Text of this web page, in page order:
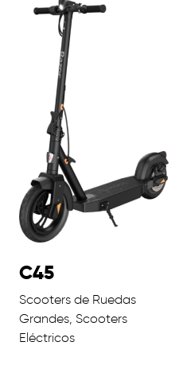
C45
Scooters de Ruedas
Grandes, Scooters
Eléctricos